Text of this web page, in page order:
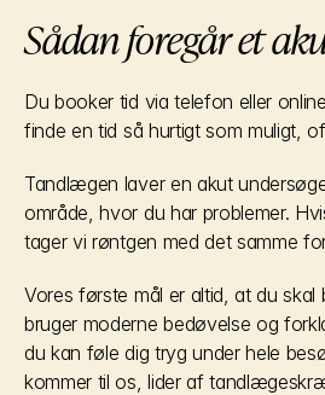
Sådan foregår et
Du booker tid via telefon eller
finde en tid så hurtigt som muligt,
Tandlægen laver en akut
område, hvor du har problemer.
tager vi røntgen med det samme
Vores første mål er altid, at du skal
bruger moderne bedøvelse og
du kan føle dig tryg under hele
kommer til os, lider af